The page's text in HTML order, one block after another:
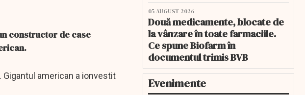
constructor de case
american a ionvestit
05 AUGUST 2026
Două medicamente, blocate de
la vânzare în toate farmaciile.
Ce spune Biofarm în
documentul trimis BVB
Evenimente